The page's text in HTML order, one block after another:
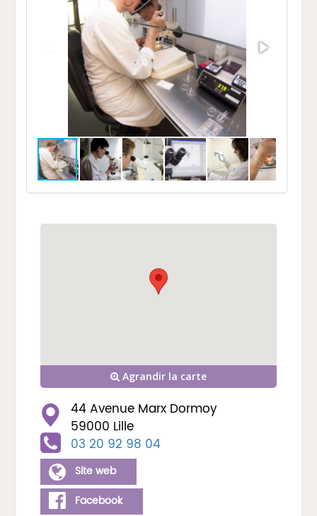
Agrandir la carte
44 Avenue Marx Dormoy
59000 Lille
03 20 92 98 04
Site web
Facebook